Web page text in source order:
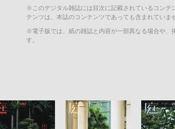
※このデジタル雑誌には目次に記載されているコンテ
テンツは、本誌のコンテンツであっても含まれていま
※電子版では、紙の雑誌と内容が一部異なる場合や、
す。